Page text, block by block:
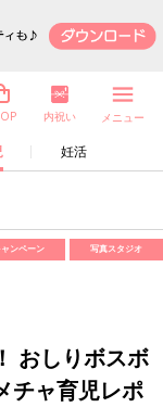
妊活
内祝い メニュー
ャンペーン 写真スタジオ
おしりボスボ
チャ育児レポ